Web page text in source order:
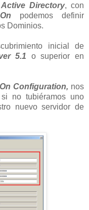
Active Directory, con
podemos definir
Dominios.
inicial de
5.1 o superior en
Configuration, nos
no tubiéramos uno
nuevo servidor de